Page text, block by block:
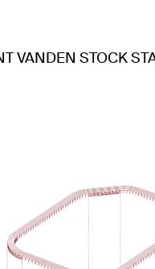
VANDEN STOCK